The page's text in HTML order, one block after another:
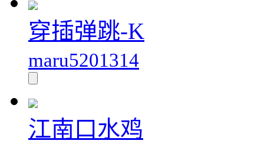
穿插弹跳-K
maru5201314
江南口水鸡